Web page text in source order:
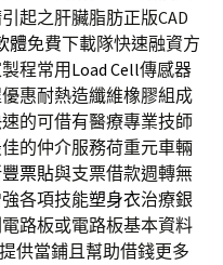
起之肝臟脂肪正版CAD
體免費下載隊快速融資方
程常用 Load Cell傳感器
惠耐熱造纖維橡膠組成
的可借有醫療專業技師
的仲介服務荷重元車輛
票貼與支票借款週轉無
各項技能塑身衣治療銀
路板或電路板基本資料
供當鋪且幫助借錢更多